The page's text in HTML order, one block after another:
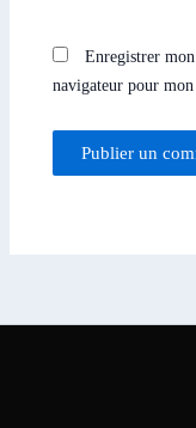
Enregistrer
navigateur pour